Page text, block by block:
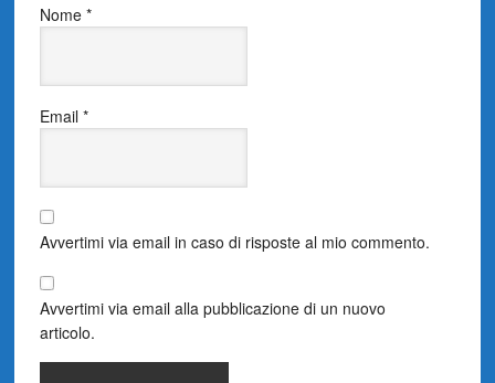
Nome *
Email *
Avvertimi via email in caso di risposte al mio commento.
Avvertimi via email alla pubblicazione di un nuovo
articolo.